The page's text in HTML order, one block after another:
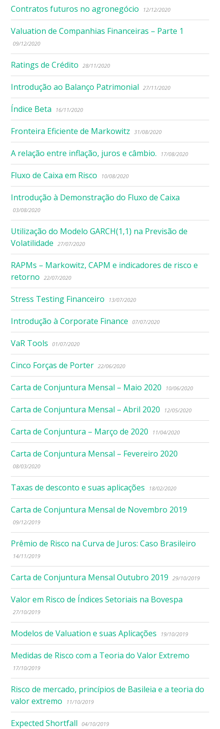
Contratos futuros no agronegócio 12/12/2020
Valuation de Companhias Financeiras – Parte 1
09/12/2020
Ratings de Crédito 28/11/2020
Introdução ao Balanço Patrimonial 27/11/2020
Índice Beta 16/11/2020
Fronteira Eficiente de Markowitz 31/08/2020
A relação entre inflação, juros e câmbio. 17/08/2020
Fluxo de Caixa em Risco 10/08/2020
Introdução à Demonstração do Fluxo de Caixa
03/08/2020
Utilização do Modelo GARCH(1,1) na Previsão de
Volatilidade
27/07/2020
RAPMs – Markowitz, CAPM e indicadores de risco e
retorno
22/07/2020
Stress Testing Financeiro 13/07/2020
Introdução à Corporate Finance 07/07/2020
VaR Tools 01/07/2020
Cinco Forças de Porter 22/06/2020
Carta de Conjuntura Mensal – Maio 2020 10/06/2020
Carta de Conjuntura Mensal – Abril 2020 12/05/2020
Carta de Conjuntura – Março de 2020 11/04/2020
Carta de Conjuntura Mensal – Fevereiro 2020
08/03/2020
Taxas de desconto e suas aplicações 18/02/2020
Carta de Conjuntura Mensal de Novembro 2019
09/12/2019
Prêmio de Risco na Curva de Juros: Caso Brasileiro
14/11/2019
Carta de Conjuntura Mensal Outubro 2019 29/10/2019
Valor em Risco de Índices Setoriais na Bovespa
27/10/2019
Modelos de Valuation e suas Aplicações 19/10/2019
Medidas de Risco com a Teoria do Valor Extremo
17/10/2019
Risco de mercado, princípios de Basileia e a teoria do
valor extremo
11/10/2019
Expected Shortfall 04/10/2019